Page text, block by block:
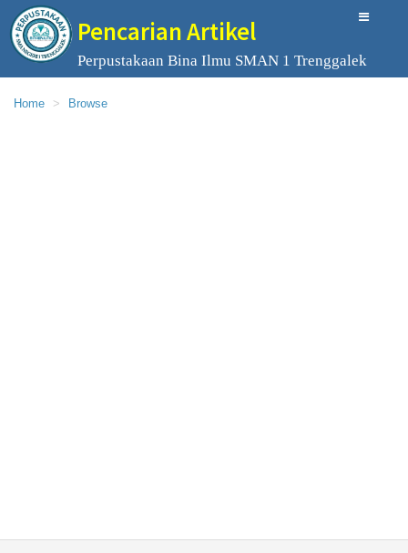
Pencarian Artikel
Perpustakaan Bina Ilmu SMAN 1 Trenggalek
Home Browse